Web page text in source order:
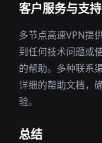
客户服务与支持
多节点高速VPN提
到任何技术问题或
的帮助。多种联系
详细的帮助文档，
验。
总结